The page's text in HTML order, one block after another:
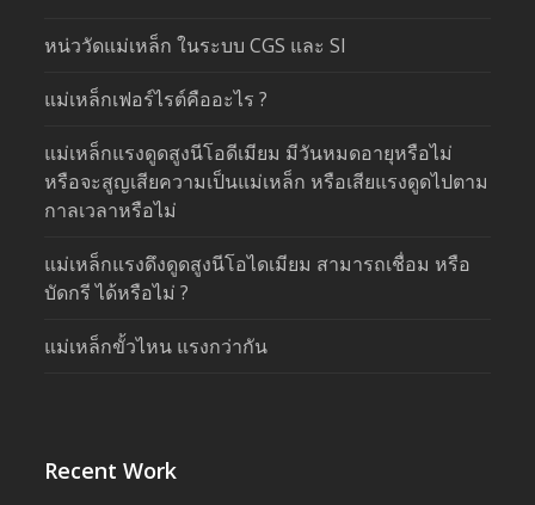
หน่ววัดแม่เหล็ก ในระบบ CGS และ SI
แม่เหล็กเฟอร์ไรต์คืออะไร ?
แม่เหล็กแรงดูดสูงนีโอดีเมียม มีวันหมดอายุหรือไม่
หรือจะสูญเสียความเป็นแม่เหล็ก หรือเสียแรงดูดไปตาม
กาลเวลาหรือไม่
แม่เหล็กแรงดึงดูดสูงนีโอไดเมียม สามารถเชื่อม หรือ
บัดกรี ได้หรือไม่ ?
แม่เหล็กขั้วไหน แรงกว่ากัน
Recent Work